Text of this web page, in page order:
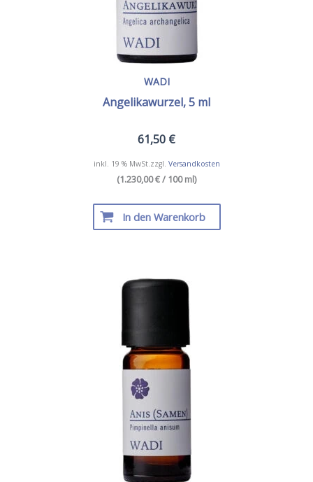
WADI
Angelikawurzel, 5 ml
61,50 €
inkl. 19 % MwSt. zzgl. Versandkosten
(1.230,00 € / 100 ml)
In den Warenkorb